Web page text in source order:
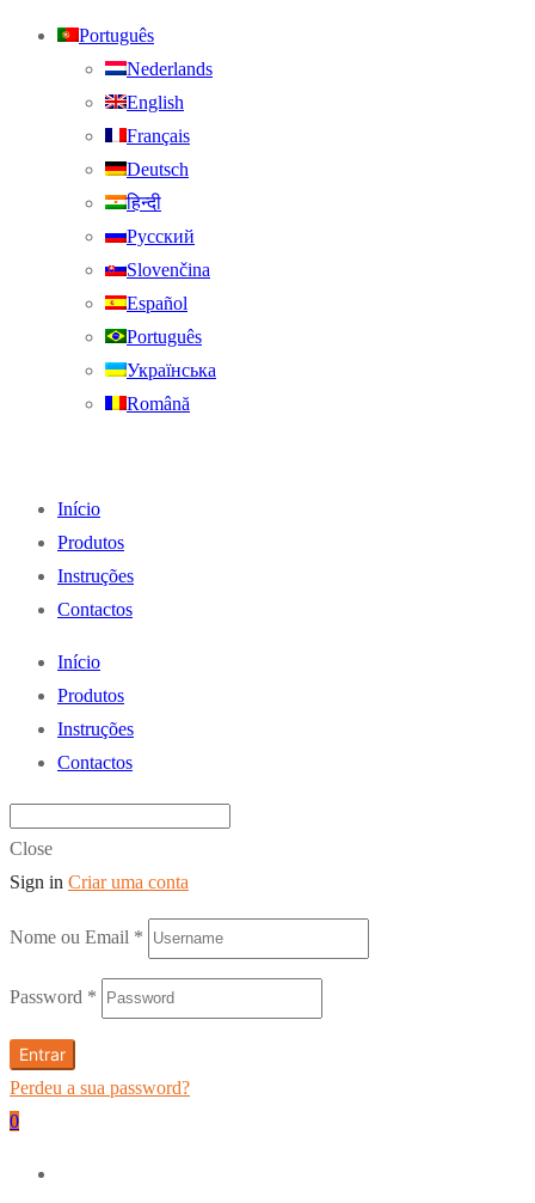
Português
Nederlands
English
Français
Deutsch
हिन्दी
Русский
Slovenčina
Español
Português
Українська
Română
Início
Produtos
Instruções
Contactos
Início
Produtos
Instruções
Contactos
Close
Sign in Criar uma conta
Nome ou Email *
Password *
Entrar
Perdeu a sua password?
0